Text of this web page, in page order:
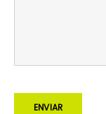
ENVIAR